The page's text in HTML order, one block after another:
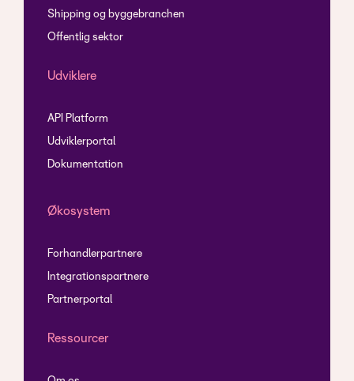
Shipping og byggebranchen
Offentlig sektor
Udviklere
API Platform
Udviklerportal
Dokumentation
Økosystem
Forhandlerpartnere
Integrationspartnere
Partnerportal
Ressourcer